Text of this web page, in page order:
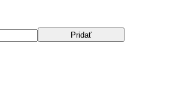
Pridať